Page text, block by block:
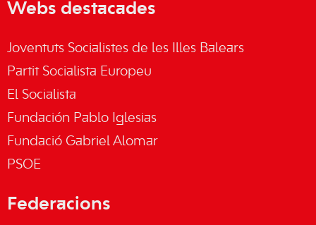
Webs destacades
Joventuts Socialistes de les Illes Balears
Partit Socialista Europeu
El Socialista
Fundación Pablo Iglesias
Fundació Gabriel Alomar
PSOE
Federacions